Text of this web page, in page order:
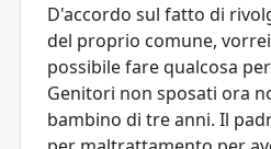
D'accordo sul fatto di
del proprio comune,
possibile fare qualcosa
Genitori non sposati ora
bambino di tre anni. Il